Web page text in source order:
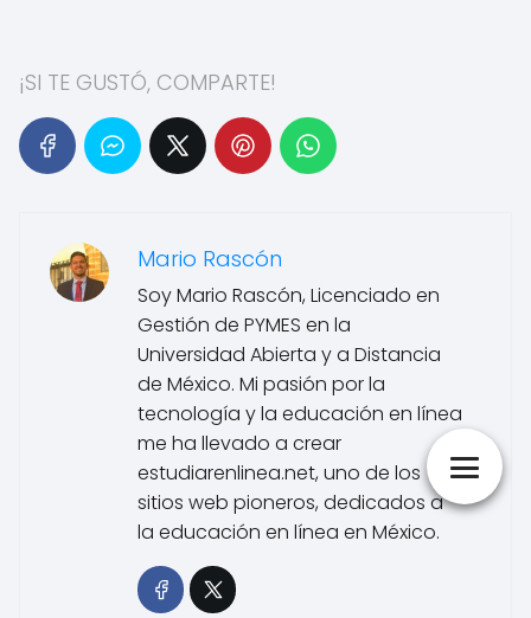
¡SI TE GUSTÓ, COMPARTE!
Mario Rascón
Soy Mario Rascón, Licenciado en
Gestión de PYMES en la
Universidad Abierta y a Distancia
de México. Mi pasión por la
tecnología y la educación en línea
me ha llevado a crear
estudiarenlinea.net, uno de los
sitios web pioneros, dedicados a
la educación en línea en México.